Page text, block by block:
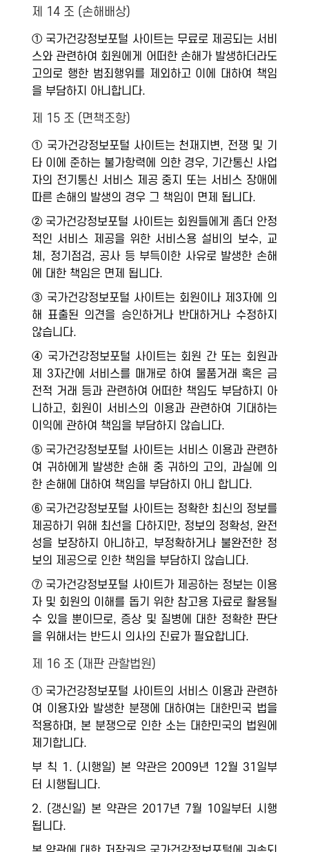
제 14 조 (손해배상)
① 국가건강정보포털 사이트는 무료로 제공되는 서비
스와 관련하여 회원에게 어떠한 손해가 발생하더라도
고의로 행한 범죄행위를 제외하고 이에 대하여 책임
을 부담하지 아니합니다.
제 15 조 (면책조항)
① 국가건강정보포털 사이트는 천재지변, 전쟁 및 기
타 이에 준하는 불가항력에 의한 경우, 기간통신 사업
자의 전기통신 서비스 제공 중지 또는 서비스 장애에
따른 손해의 발생의 경우 그 책임이 면제 됩니다.
② 국가건강정보포털 사이트는 회원들에게 좀더 안정
적인 서비스 제공을 위한 서비스용 설비의 보수, 교
체, 정기점검, 공사 등 부득이한 사유로 발생한 손해
에 대한 책임은 면제 됩니다.
③ 국가건강정보포털 사이트는 회원이나 제3자에 의
해 표출된 의견을 승인하거나 반대하거나 수정하지
않습니다.
④ 국가건강정보포털 사이트는 회원 간 또는 회원과
제 3자간에 서비스를 매개로 하여 물품거래 혹은 금
전적 거래 등과 관련하여 어떠한 책임도 부담하지 아
니하고, 회원이 서비스의 이용과 관련하여 기대하는
이익에 관하여 책임을 부담하지 않습니다.
⑤ 국가건강정보포털 사이트는 서비스 이용과 관련하
여 귀하에게 발생한 손해 중 귀하의 고의, 과실에 의
한 손해에 대하여 책임을 부담하지 아니 합니다.
⑥ 국가건강정보포털 사이트는 정확한 최신의 정보를
제공하기 위해 최선을 다하지만, 정보의 정확성, 완전
성을 보장하지 아니하고, 부정확하거나 불완전한 정
보의 제공으로 인한 책임을 부담하지 않습니다.
⑦ 국가건강정보포털 사이트가 제공하는 정보는 이용
자 및 회원의 이해를 돕기 위한 참고용 자료로 활용될
수 있을 뿐이므로, 증상 및 질병에 대한 정확한 판단
을 위해서는 반드시 의사의 진료가 필요합니다.
제 16 조 (재판 관할법원)
① 국가건강정보포털 사이트의 서비스 이용과 관련하
여 이용자와 발생한 분쟁에 대하여는 대한민국 법을
적용하며, 본 분쟁으로 인한 소는 대한민국의 법원에
제기합니다.
부 칙 1. (시행일) 본 약관은 2009년 12월 31일부
터 시행됩니다.
2. (갱신일) 본 약관은 2017년 7월 10일부터 시행
됩니다.